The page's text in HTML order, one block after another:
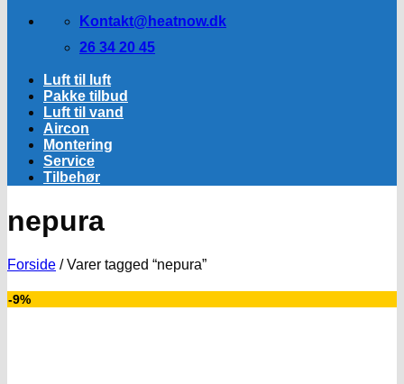
Kontakt@heatnow.dk
26 34 20 45
Luft til luft
Pakke tilbud
Luft til vand
Aircon
Montering
Service
Tilbehør
nepura
Forside /Varer tagged “nepura”
-9%